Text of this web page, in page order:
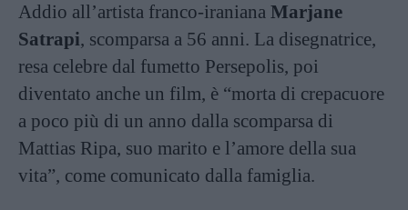
Addio all’artista franco-iraniana Marjane
Satrapi, scomparsa a 56 anni. La disegnatrice,
resa celebre dal fumetto Persepolis, poi
diventato anche un film, è “morta di crepacuore
a poco più di un anno dalla scomparsa di
Mattias Ripa, suo marito e l’amore della sua
vita”, come comunicato dalla famiglia.